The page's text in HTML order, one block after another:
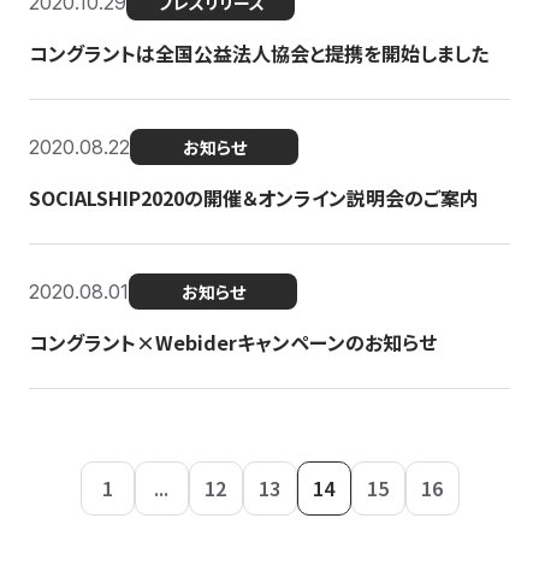
コングラントは全国公益法人協会と提携を開始しました
2020.08.22 お知らせ
SOCIALSHIP2020の開催＆オンライン説明会のご案内
2020.08.01 お知らせ
コングラント×Webiderキャンペーンのお知らせ
1 ... 12 13 14 15 16